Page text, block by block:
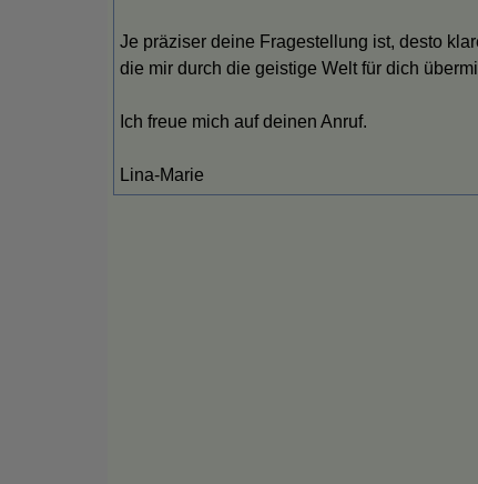
Je präziser deine Fragestellung ist, desto
die mir durch die geistige Welt für dich
Ich freue mich auf deinen Anruf.
Lina-Marie